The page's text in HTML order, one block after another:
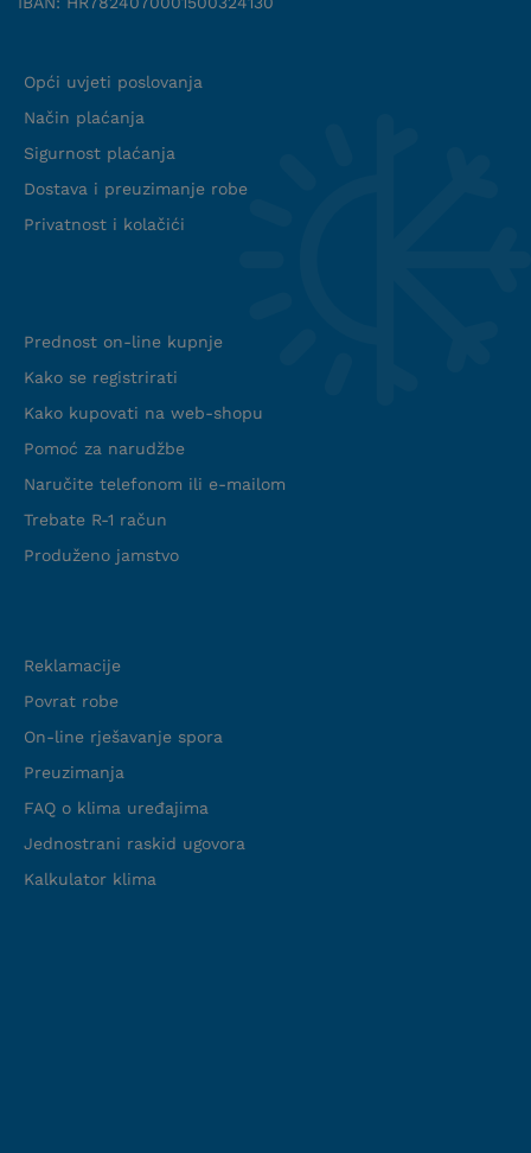
Opći uvjeti poslovanja
Način plaćanja
Sigurnost plaćanja
Dostava i preuzimanje robe
Privatnost i kolačići
Prednost on-line kupnje
Kako se registrirati
Kako kupovati na web-shopu
Pomoć za narudžbe
Naručite telefonom ili e-mailom
Trebate R-1 račun
Produženo jamstvo
Reklamacije
Povrat robe
On-line rješavanje spora
Preuzimanja
FAQ o klima uređajima
Jednostrani raskid ugovora
Kalkulator klima